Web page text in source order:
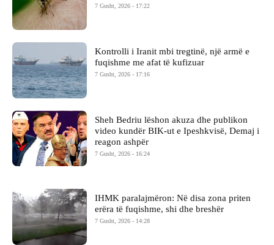
7 Gusht, 2026 - 17:22
Kontrolli i Iranit mbi tregtinë, një armë e
fuqishme me afat të kufizuar
7 Gusht, 2026 - 17:16
Sheh Bedriu lëshon akuza dhe publikon
video kundër BIK-ut e Ipeshkvisë, Demaj i
reagon ashpër
7 Gusht, 2026 - 16:24
IHMK paralajmëron: Në disa zona priten
erëra të fuqishme, shi dhe breshër
7 Gusht, 2026 - 14:28